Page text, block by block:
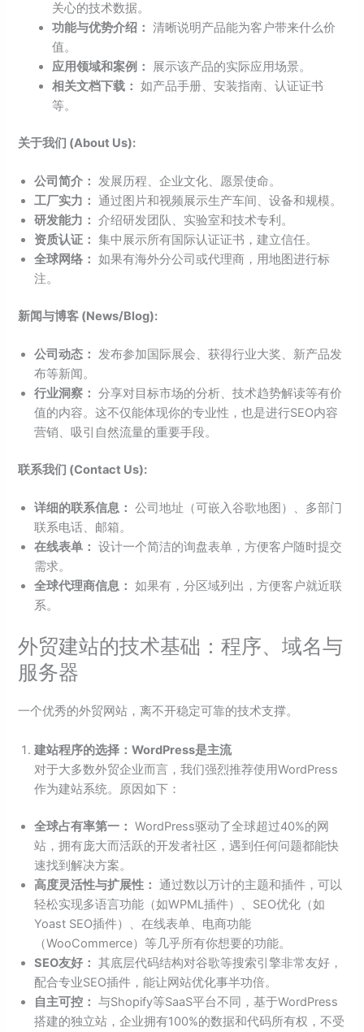
关心的技术数据。
功能与优势介绍： 清晰说明产品能为客户带来什么价
值。
应用领域和案例：
展示该产品的实际应用场景。
相关文档下载： 如产品手册、安装指南、认证证书
等。
关于我们 (About Us):
公司简介： 发展历程、企业文化、愿景使命。
工厂实力： 通过图片和视频展示生产车间、设备和规模。
研发能力： 介绍研发团队、实验室和技术专利。
资质认证： 集中展示所有国际认证证书，建立信任。
全球网络： 如果有海外分公司或代理商，用地图进行标
注。
新闻与博客 (News/Blog):
公司动态： 发布参加国际展会、获得行业大奖、新产品发
布等新闻。
行业洞察： 分享对目标市场的分析、技术趋势解读等有价
值的内容。这不仅能体现你的专业性，也是进行SEO内容
营销、吸引自然流量的重要手段。
联系我们 (Contact Us):
详细的联系信息： 公司地址（可嵌入谷歌地图）、多部门
联系电话、邮箱。
在线表单： 设计一个简洁的询盘表单，方便客户随时提交
需求。
全球代理商信息： 如果有，分区域列出，方便客户就近联
系。
外贸建站的技术基础：程序、域名与
服务器
一个优秀的外贸网站，离不开稳定可靠的技术支撑。
建站程序的选择：WordPress是主流
对于大多数外贸企业而言，我们强烈推荐使用WordPress
作为建站系统。原因如下：
全球占有率第一： WordPress驱动了全球超过40%的网
站，拥有庞大而活跃的开发者社区，遇到任何问题都能快
速找到解决方案。
高度灵活性与扩展性： 通过数以万计的主题和插件，可以
轻松实现多语言功能（如WPML插件）、SEO优化（如
Yoast SEO插件）、在线表单、电商功能
（WooCommerce）等几乎所有你想要的功能。
SEO友好： 其底层代码结构对谷歌等搜索引擎非常友好，
配合专业SEO插件，能让网站优化事半功倍。
自主可控： 与Shopify等SaaS平台不同，基于WordPress
搭建的独立站，企业拥有100%的数据和代码所有权，不受